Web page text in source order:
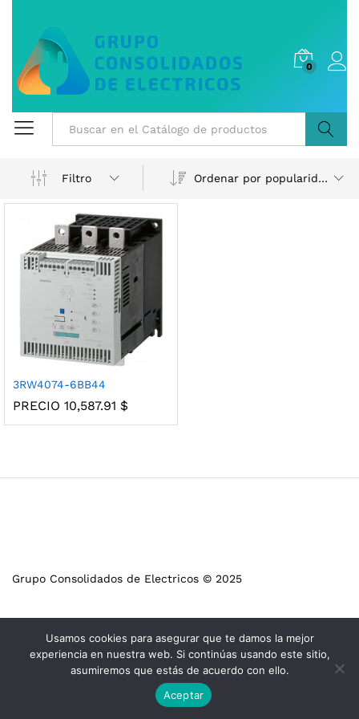
0
Filtro
Ordenar por popularidad
3RW4074-6BB44
PRECIO 10,587.91 $
Grupo Consolidados de Electricos © 2025
Usamos cookies para asegurar que te damos la mejor
experiencia en nuestra web. Si continúas usando este sitio,
asumiremos que estás de acuerdo con ello.
Aceptar